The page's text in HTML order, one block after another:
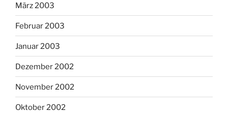
März 2003
Februar 2003
Januar 2003
Dezember 2002
November 2002
Oktober 2002